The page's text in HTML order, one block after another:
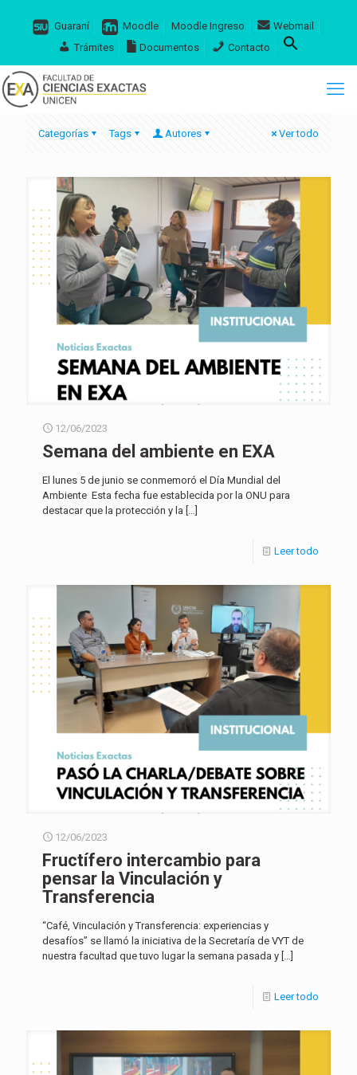
Guaraní Moodle Moodle Ingreso
Webmail
Trámites
Documentos Contacto
Categorías Tags Autores Ver todo
12/06/2023
Semana del ambiente en EXA
El lunes 5 de junio se conmemoró el Día Mundial del
Ambiente Esta fecha fue establecida por la ONU para
destacar que la protección y la […]
Leer todo
12/06/2023
Fructífero intercambio para
pensar la Vinculación y
Transferencia
“Café, Vinculación y Transferencia: experiencias y
desafíos” se llamó la iniciativa de la Secretaría de VYT de
nuestra facultad que tuvo lugar la semana pasada y […]
Leer todo